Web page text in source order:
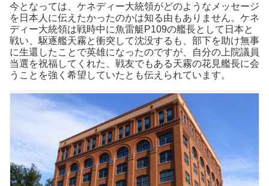
今となっては、ケネディー大統領がどのようなメッセージ
を日本人に伝えたかったのかは知る由もありません。ケネ
ディー大統領は戦時中に魚雷艇P109の艦長として日本と
戦い、駆逐艦天霧と衝突して沈没するも、部下を助け無事
に生還したことで英雄になったのですが、自分の上院議員
当選を祝福してくれた、戦友でもある天霧の花見艦長に会
うことを強く希望していたとも伝えられています。